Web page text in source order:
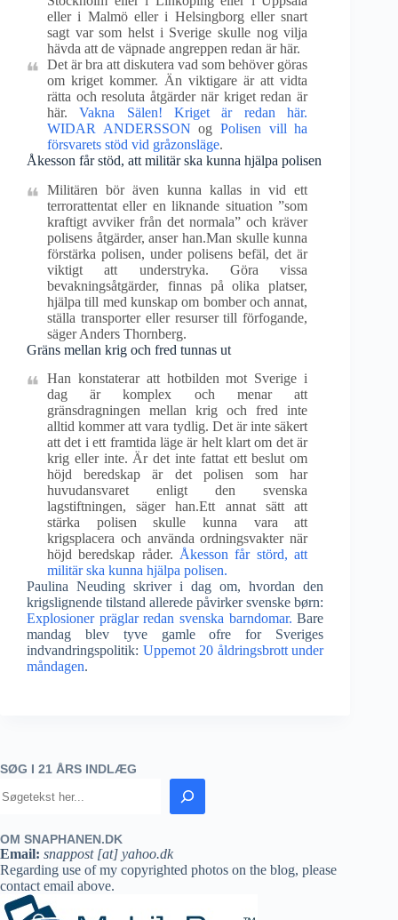
eller i Malmö eller i Helsingborg eller snart
sagt var som helst i Sverige skulle nog vilja
hävda att de väpnade angreppen redan är här.
Det är bra att diskutera vad som behöver göras
om kriget kommer. Än viktigare är att vidta
rätta och resoluta åtgärder när kriget redan är
här. Vakna Sälen! Kriget är redan här.
WIDAR ANDERSSON og Polisen vill ha
försvarets stöd vid gråzonsläge.
Åkesson får stöd, att militär ska kunna hjälpa polisen
Militären bör även kunna kallas in vid ett
terrorattentat eller en liknande situation ”som
kraftigt avviker från det normala” och kräver
polisens åtgärder, anser han.Man skulle kunna
förstärka polisen, under polisens befäl, det är
viktigt att understryka. Göra vissa
bevakningsåtgärder, finnas på olika platser,
hjälpa till med kunskap om bomber och annat,
ställa transporter eller resurser till förfogande,
säger Anders Thornberg.
Gräns mellan krig och fred tunnas ut
Han konstaterar att hotbilden mot Sverige i
dag är komplex och menar att
gränsdragningen mellan krig och fred inte
alltid kommer att vara tydlig. Det är inte säkert
att det i ett framtida läge är helt klart om det är
krig eller inte. Är det inte fattat ett beslut om
höjd beredskap är det polisen som har
huvudansvaret enligt den svenska
lagstiftningen, säger han.Ett annat sätt att
stärka polisen skulle kunna vara att
krigsplacera och använda ordningsvakter när
höjd beredskap råder. Åkesson får störd, att
militär ska kunna hjälpa polisen.
Paulina Neuding skriver i dag om, hvordan den
krigslignende tilstand allerede påvirker svenske børn:
Explosioner präglar redan svenska barndomar. Bare
mandag blev tyve gamle ofre for Sveriges
indvandringspolitik: Uppemot 20 åldringsbrott under
måndagen.
SØG I 21 ÅRS INDLÆG
OM SNAPHANEN.DK
Email: snappost [at] yahoo.dk
Regarding use of my copyrighted photos on the blog, please
contact email above.